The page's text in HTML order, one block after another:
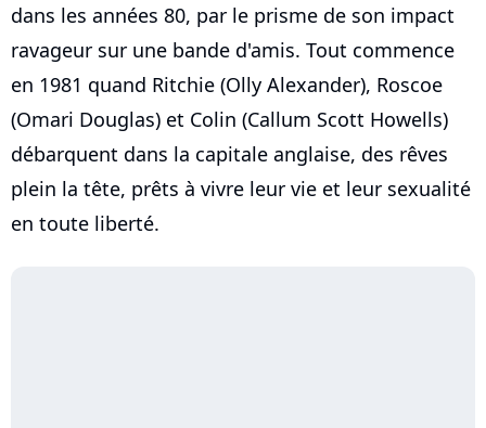
dans les années 80, par le prisme de son impact
ravageur sur une bande d'amis. Tout commence
en 1981 quand Ritchie (Olly Alexander), Roscoe
(Omari Douglas) et Colin (Callum Scott Howells)
débarquent dans la capitale anglaise, des rêves
plein la tête, prêts à vivre leur vie et leur sexualité
en toute liberté.